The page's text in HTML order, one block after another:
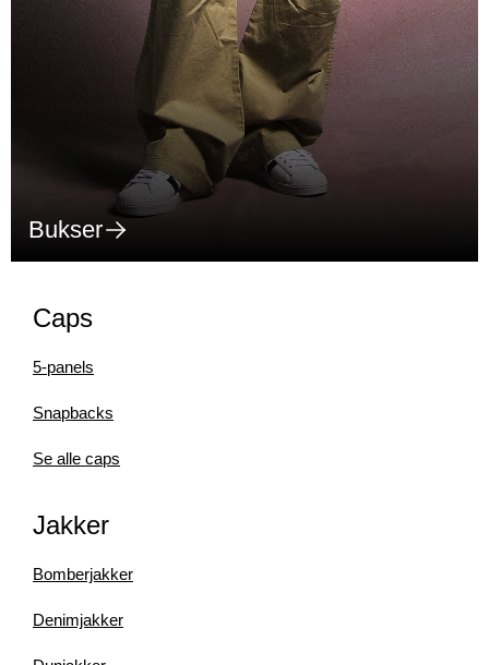
Bukser
Caps
5-panels
Snapbacks
Se alle caps
Jakker
Bomberjakker
Denimjakker